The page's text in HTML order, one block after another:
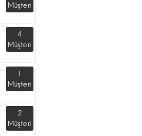
Müşteri
4
Müşteri
1
Müşteri
2
Müşteri